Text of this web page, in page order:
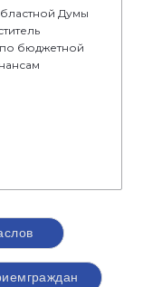
Думы
по бюджетной